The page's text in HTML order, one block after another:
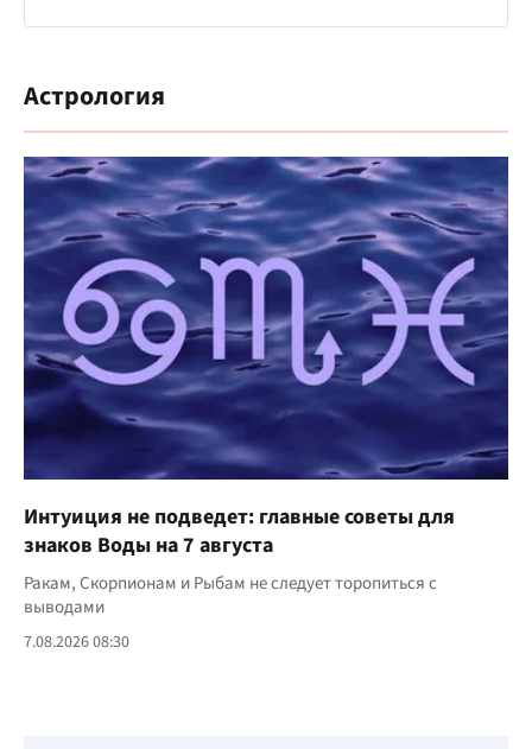
Астрология
Интуиция не подведет: главные советы для
знаков Воды на 7 августа
Ракам, Скорпионам и Рыбам не следует торопиться с
выводами
7.08.2026 08:30